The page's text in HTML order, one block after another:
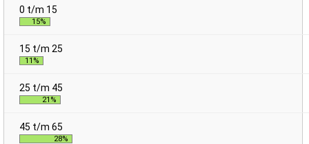
15%
11%
21%
28%